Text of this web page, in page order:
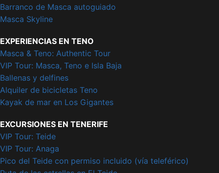
Barranco de Masca autoguiado
Masca Skyline
EXPERIENCIAS EN TENO
Masca & Teno: Authentic Tour
VIP Tour: Masca, Teno e Isla Baja
Ballenas y delfines
Alquiler de bicicletas Teno
Kayak de mar en Los Gigantes
EXCURSIONES EN TENERIFE
VIP Tour: Teide
VIP Tour: Anaga
Pico del Teide con permiso incluido (vía teleférico)